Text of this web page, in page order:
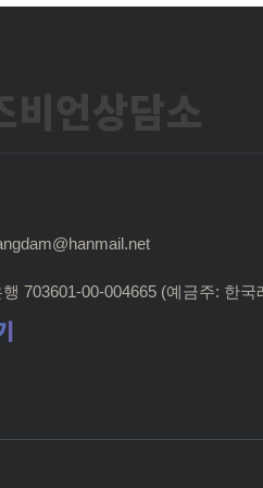
비언상담소
703601-00-004665 (예금주: 한국